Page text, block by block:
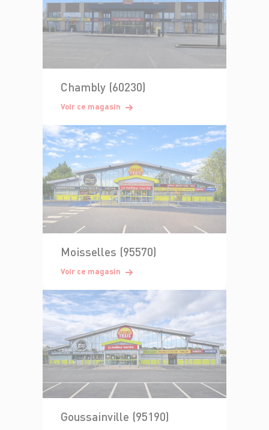
Chambly (60230)
Voir ce magasin
Moisselles (95570)
Voir ce magasin
Goussainville (95190)